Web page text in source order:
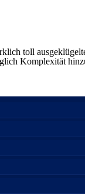
toll
Komplexität